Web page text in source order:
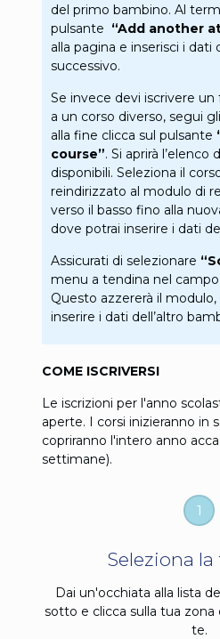
del primo bambino. Al
pulsante “Add another
alla pagina e inserisci i dati
successivo.
Se invece devi iscrivere un
a un corso diverso, segui
alla fine clicca sul pulsante
course”. Si aprirà l’elenco
disponibili. Seleziona il
reindirizzato al modulo di
verso il basso fino alla
dove potrai inserire i dati
Assicurati di selezionare
menu a tendina nel campo
Questo azzererà il
inserire i dati dell’altro
COME ISCRIVERSI
Le iscrizioni per l'anno
aperte. I corsi inizieranno in
copriranno l'intero anno
settimane).
1
Seleziona la
Dai un'occhiata alla lista
sotto e clicca sulla tua zona
te.